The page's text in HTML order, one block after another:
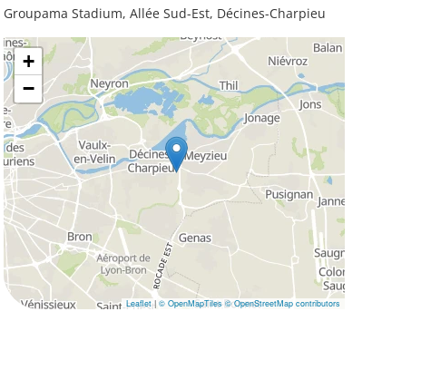
Groupama Stadium, Allée Sud-Est, Décines-Charpieu
+
−
Leaflet | © OpenMapTiles © OpenStreetMap contributors